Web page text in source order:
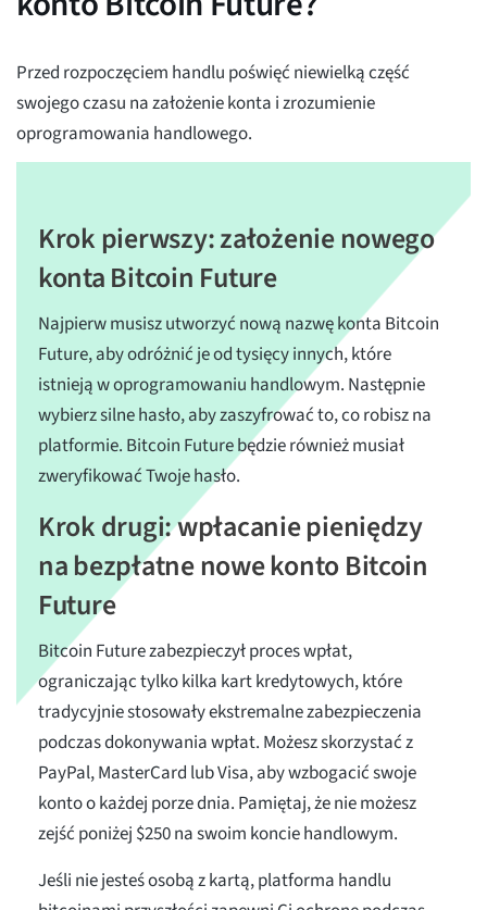
Przed rozpoczęciem handlu poświęć niewielką część
swojego czasu na założenie konta i zrozumienie
oprogramowania handlowego.
Krok pierwszy: założenie nowego
konta Bitcoin Future
Najpierw musisz utworzyć nową nazwę konta Bitcoin
Future, aby odróżnić je od tysięcy innych, które
istnieją w oprogramowaniu handlowym. Następnie
wybierz silne hasło, aby zaszyfrować to, co robisz na
platformie. Bitcoin Future będzie również musiał
zweryfikować Twoje hasło.
Krok drugi: wpłacanie pieniędzy
na bezpłatne nowe konto Bitcoin
Future
Bitcoin Future zabezpieczył proces wpłat,
ograniczając tylko kilka kart kredytowych, które
tradycyjnie stosowały ekstremalne zabezpieczenia
podczas dokonywania wpłat. Możesz skorzystać z
PayPal, MasterCard lub Visa, aby wzbogacić swoje
konto o każdej porze dnia. Pamiętaj, że nie możesz
zejść poniżej $250 na swoim koncie handlowym.
Jeśli nie jesteś osobą z kartą, platforma handlu